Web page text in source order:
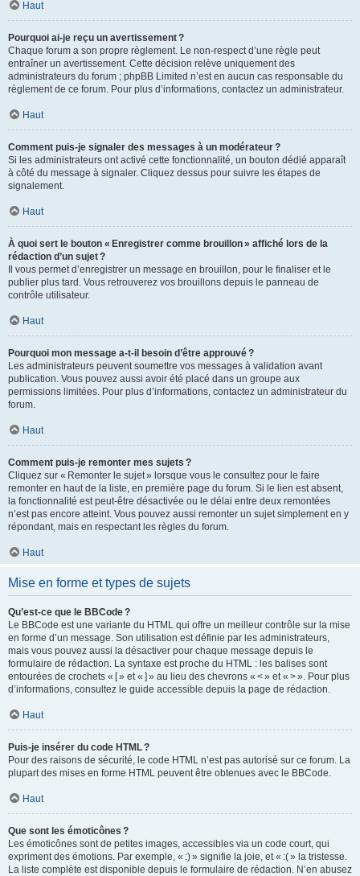
Haut
Pourquoi ai-je reçu un avertissement ?
Chaque forum a son propre règlement. Le non-respect d’une règle peut
entraîner un avertissement. Cette décision relève uniquement des
administrateurs du forum ; phpBB Limited n’est en aucun cas responsable du
règlement de ce forum. Pour plus d’informations, contactez un administrateur.
Haut
Comment puis-je signaler des messages à un modérateur ?
Si les administrateurs ont activé cette fonctionnalité, un bouton dédié apparaît
à côté du message à signaler. Cliquez dessus pour suivre les étapes de
signalement.
Haut
À quoi sert le bouton « Enregistrer comme brouillon » affiché lors de la
rédaction d’un sujet ?
Il vous permet d’enregistrer un message en brouillon, pour le finaliser et le
publier plus tard. Vous retrouverez vos brouillons depuis le panneau de
contrôle utilisateur.
Haut
Pourquoi mon message a-t-il besoin d’être approuvé ?
Les administrateurs peuvent soumettre vos messages à validation avant
publication. Vous pouvez aussi avoir été placé dans un groupe aux
permissions limitées. Pour plus d’informations, contactez un administrateur du
forum.
Haut
Comment puis-je remonter mes sujets ?
Cliquez sur « Remonter le sujet » lorsque vous le consultez pour le faire
remonter en haut de la liste, en première page du forum. Si le lien est absent,
la fonctionnalité est peut-être désactivée ou le délai entre deux remontées
n’est pas encore atteint. Vous pouvez aussi remonter un sujet simplement en y
répondant, mais en respectant les règles du forum.
Haut
Mise en forme et types de sujets
Qu’est-ce que le BBCode ?
Le BBCode est une variante du HTML qui offre un meilleur contrôle sur la mise
en forme d’un message. Son utilisation est définie par les administrateurs,
mais vous pouvez aussi la désactiver pour chaque message depuis le
formulaire de rédaction. La syntaxe est proche du HTML : les balises sont
entourées de crochets « [ » et « ] » au lieu des chevrons « < » et « > ». Pour plus
d’informations, consultez le guide accessible depuis la page de rédaction.
Haut
Puis-je insérer du code HTML ?
Pour des raisons de sécurité, le code HTML n’est pas autorisé sur ce forum. La
plupart des mises en forme HTML peuvent être obtenues avec le BBCode.
Haut
Que sont les émoticônes ?
Les émoticônes sont de petites images, accessibles via un code court, qui
expriment des émotions. Par exemple, « :) » signifie la joie, et « :( » la tristesse.
La liste complète est disponible depuis le formulaire de rédaction. N’en abusez